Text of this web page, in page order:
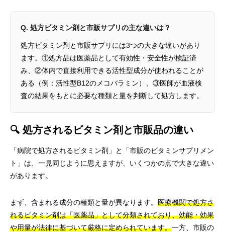
Q. 処方ビタミン剤と市販サプリの主な違いは？
処方ビタミン剤と市販サプリには3つの大きな違いがあり
ます。①処方品は医薬品として有効性・安全性が検証済
み、②体内で直接利用できる活性型成分が使われることが
ある（例：活性型B12のメコバラミン）、③医師が血液検
査の結果をもとに必要な種類と量を判断して処方します。
🔍 処方されるビタミン剤と市販品の違い
「病院で処方されるビタミン剤」と「市販のビタミンサプリメン
ト」は、一見同じように思えますが、いくつかの点で大きな違い
があります。
まず、含まれる成分の種類と量が異なります。 医療機関で処方さ
れるビタミン剤は「医薬品」として分類されており、効能・効果
や用量が法律に基づいて厳格に定められています。一方、市販の